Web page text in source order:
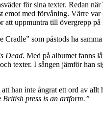
för sina texter. Redan
emot med förvåning. Värre
att uppmuntra till övergrepp på
Cradle” som påstods ha
Dead. Med på albumet fanns
texter. I sången jämför
han inte ångrat ett ord av
British press is an artform.”